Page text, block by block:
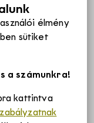
élmény
sütiket
a számunkra!
kattintva
és a Vevő
elektronikus
írásbeli
magatartási
felmerülő